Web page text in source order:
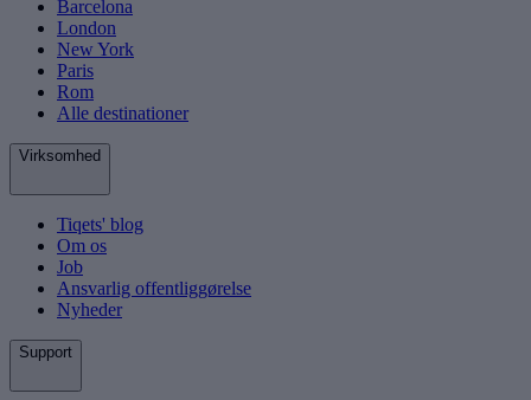
Barcelona
London
New York
Paris
Rom
Alle destinationer
Virksomhed
Tiqets' blog
Om os
Job
Ansvarlig offentliggørelse
Nyheder
Support